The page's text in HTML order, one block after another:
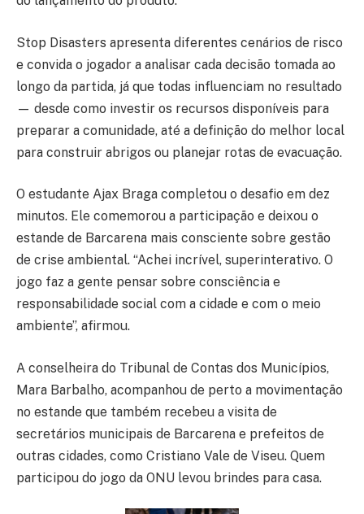
Stop Disasters apresenta diferentes cenários de risco
e convida o jogador a analisar cada decisão tomada ao
longo da partida, já que todas influenciam no resultado
— desde como investir os recursos disponíveis para
preparar a comunidade, até a definição do melhor local
para construir abrigos ou planejar rotas de evacuação.
O estudante Ajax Braga completou o desafio em dez
minutos. Ele comemorou a participação e deixou o
estande de Barcarena mais consciente sobre gestão
de crise ambiental. “Achei incrível, superinterativo. O
jogo faz a gente pensar sobre consciência e
responsabilidade social com a cidade e com o meio
ambiente”, afirmou.
A conselheira do Tribunal de Contas dos Municípios,
Mara Barbalho, acompanhou de perto a movimentação
no estande que também recebeu a visita de
secretários municipais de Barcarena e prefeitos de
outras cidades, como Cristiano Vale de Viseu. Quem
participou do jogo da ONU levou brindes para casa.